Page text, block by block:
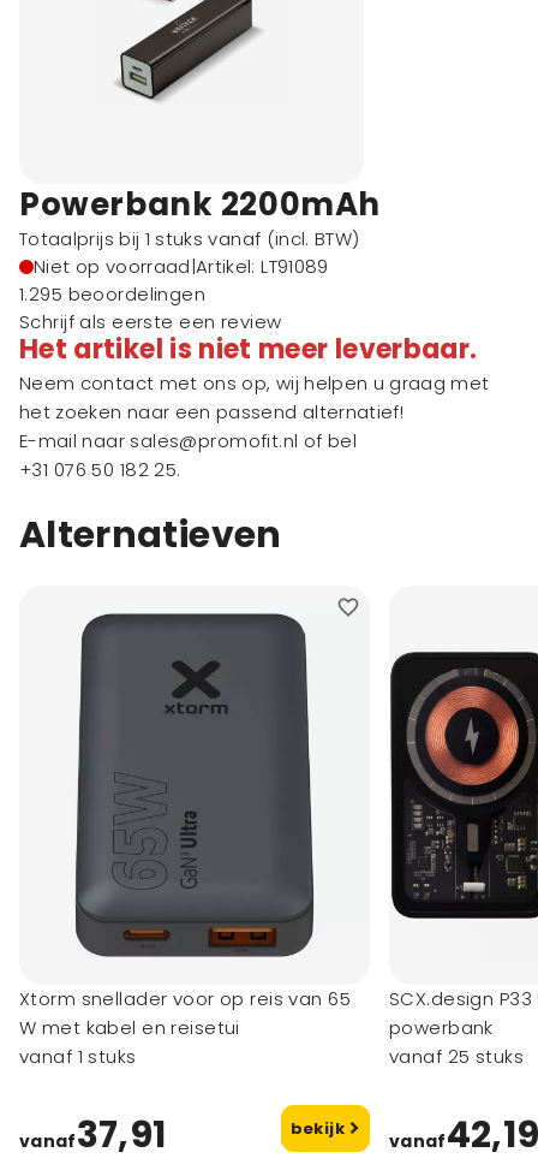
Powerbank 2200mAh
Totaalprijs bij 1 stuks vanaf (incl. BTW)
Niet op voorraad|Artikel: LT91089
1.295 beoordelingen
Schrijf als eerste een review
Het artikel is niet meer leverbaar.
Neem contact met ons op, wij helpen u graag met
het zoeken naar een passend alternatief!
E-mail naar sales@promofit.nl of bel
+31 076 50 182 25.
Alternatieven
Xtorm snellader voor op reis van 65
W met kabel en reisetui
vanaf 1 stuks
vanaf37,91 bekijk
SCX.design
powerbank
vanaf 25 stuks
vanaf